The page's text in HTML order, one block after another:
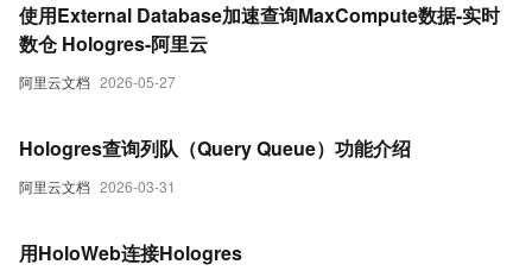
阿里云文档 2026-05-27
使用External Database加速查询MaxCompute数据-实时
数仓 Hologres-阿里云
阿里云文档 2026-03-31
Hologres查询列队（Query Queue）功能介绍
用HoloWeb连接Hologres